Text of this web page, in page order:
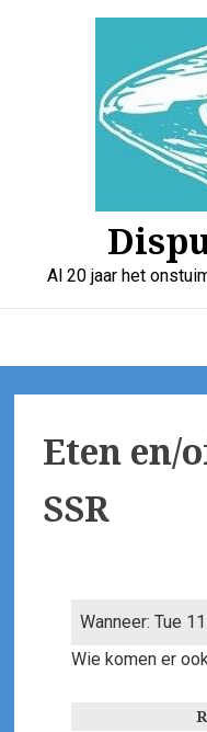
Al 20 jaar het
Navigation
Eten en/
SSR
Wanneer: Tue
Wie komen er